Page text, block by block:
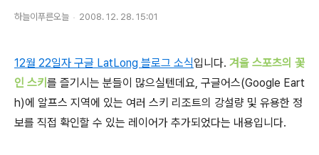
하늘이푸른오늘 2008. 12. 28. 15:01
12월 22일자 구글 LatLong 블로그 소식입니다. 겨울 스포츠의 꽃
인 스키 를 즐기시는 분들이 많으실텐데요, 구글어스(Google Eart
h)에 알프스 지역에 있는 여러 스키 리조트의 강설량 및 유용한 정
보를 직접 확인할 수 있는 레이어가 추가되었다는 내용입니다.